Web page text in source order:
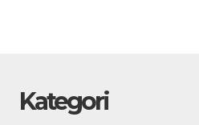
Kategori